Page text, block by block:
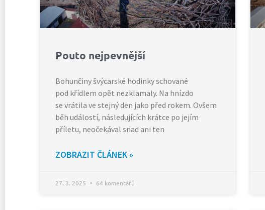
Pouto nejpevnější
Bohunčiny švýcarské hodinky schované
pod křídlem opět nezklamaly. Na hnízdo
se vrátila ve stejný den jako před rokem. Ovšem
běh událostí, následujících krátce po jejím
příletu, neočekával snad ani ten
ZOBRAZIT ČLÁNEK »
27. 3. 2025 64 komentářů